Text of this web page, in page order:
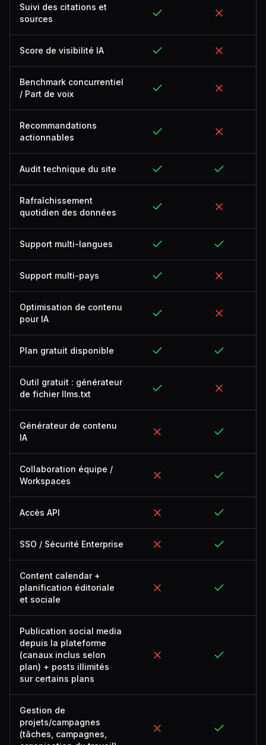
Suivi des citations et
sources
Score de visibilité IA
Benchmark concurrentiel
/ Part de voix
Recommandations
actionnables
Audit technique du site
Rafraîchissement
quotidien des données
Support multi-langues
Support multi-pays
Optimisation de contenu
pour IA
Plan gratuit disponible
Outil gratuit : générateur
de fichier llms.txt
Générateur de contenu
IA
Collaboration équipe /
Workspaces
Accès API
SSO / Sécurité Enterprise
Content calendar +
planification éditoriale
et sociale
Publication social media
depuis la plateforme
(canaux inclus selon
plan) + posts illimités
sur certains plans
Gestion de
projets/campagnes
(tâches, campagnes,